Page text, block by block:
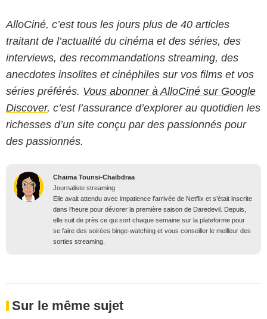
AlloCiné, c’est tous les jours plus de 40 articles
traitant de l’actualité du cinéma et des séries, des
interviews, des recommandations streaming, des
anecdotes insolites et cinéphiles sur vos films et vos
séries préférés. Vous abonner à AlloCiné sur Google
Discover, c’est l’assurance d’explorer au quotidien les
richesses d’un site conçu par des passionnés pour
des passionnés.
Chaïma Tounsi-Chaïbdraa
Journaliste streaming
Elle avait attendu avec impatience l’arrivée de Netflix et s’était inscrite
dans l’heure pour dévorer la première saison de Daredevil. Depuis,
elle suit de près ce qui sort chaque semaine sur la plateforme pour
se faire des soirées binge-watching et vous conseiller le meilleur des
sorties streaming.
Sur le même sujet